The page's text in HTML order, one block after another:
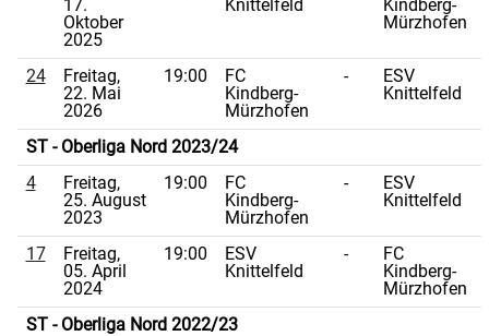
17.
Oktober
2025
Knittelfeld
Kindberg-
Mürzhofen
24
Freitag,
22. Mai
2026
19:00
FC
Kindberg-
Mürzhofen
-
ESV
Knittelfeld
ST - Oberliga Nord 2023/24
4
Freitag,
25. August
2023
19:00
FC
Kindberg-
Mürzhofen
-
ESV
Knittelfeld
17
Freitag,
05. April
2024
19:00
ESV
Knittelfeld
-
FC
Kindberg-
Mürzhofen
ST - Oberliga Nord 2022/23